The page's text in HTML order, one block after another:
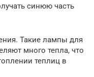
синюю часть
Такие лампы для
много тепла, что
теплиц в